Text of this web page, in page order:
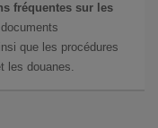
fréquentes sur les
que les procédures
les douanes.